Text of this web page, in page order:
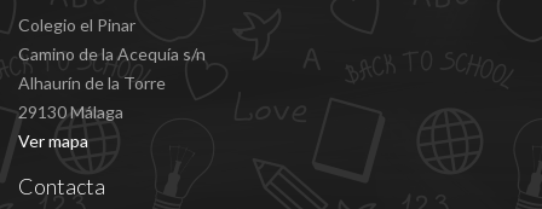
Colegio el Pinar
Camino de la Acequía s/n
Alhaurín de la Torre
29130 Málaga
Ver mapa
Contacta